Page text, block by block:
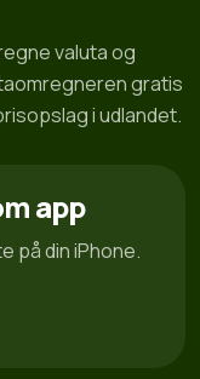
valuta og
gratis
i udlandet.
app
på din iPhone.